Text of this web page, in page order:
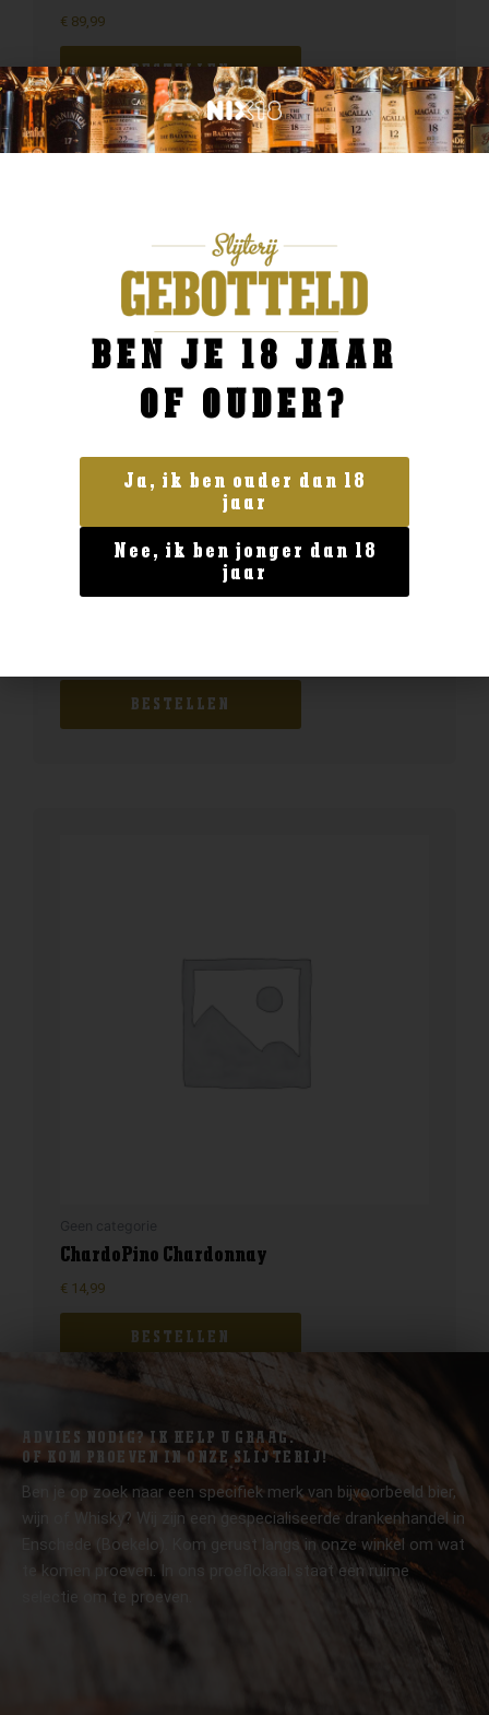
€ 89,99
BESTELLEN
Geen categorie
BESTELLEN
ChardoPino Chardonnay
€ 14,99
BESTELLEN
ADVIES NODIG? IK HELP U GRAAG.
OF KOM PROEVEN IN ONZE SLIJTERIJ!
Ben je op zoek naar een specifiek merk van bijvoorbeeld bier,
wijn of Whisky? Wij zijn een gespecialiseerde drankenhandel in
Enschede (Boekelo). Kom gerust langs in onze winkel om wat
te komen proeven. In ons proeflokaal staat een ruime
selectie om te proeven.
BEN JE 18 JAAR
OF OUDER?
Ja, ik ben ouder dan 18
jaar
Nee, ik ben jonger dan 18
jaar